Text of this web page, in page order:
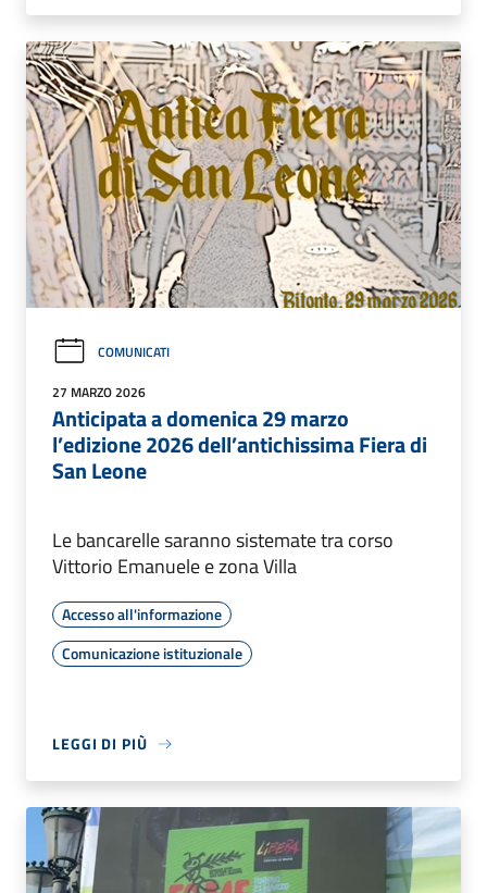
COMUNICATI
27 MARZO 2026
Anticipata a domenica 29 marzo
l’edizione 2026 dell’antichissima Fiera di
San Leone
Le bancarelle saranno sistemate tra corso
Vittorio Emanuele e zona Villa
Accesso all'informazione
Comunicazione istituzionale
LEGGI DI PIÙ